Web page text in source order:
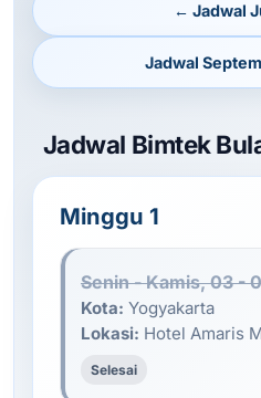
← Jadwal
Jadwal
Jadwal Bimtek
Minggu 1
Senin - Kamis, 03 -
Kota: Yogyakarta
Lokasi: Hotel Amaris
Selesai